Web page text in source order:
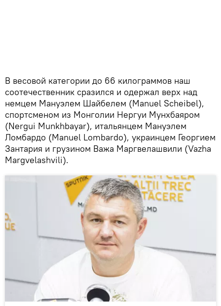
В весовой категории до 66 килограммов наш
соотечественник сразился и одержал верх над
немцем Мануэлем Шайбелем (Manuel Scheibel),
спортсменом из Монголии Нергуи Мунхбаяром
(Nergui Munkhbayar), итальянцем Мануэлем
Ломбардо (Manuel Lombardo), украинцем Георгием
Зантария и грузином Важа Маргвелашвили (Vazha
Margvelashvili).